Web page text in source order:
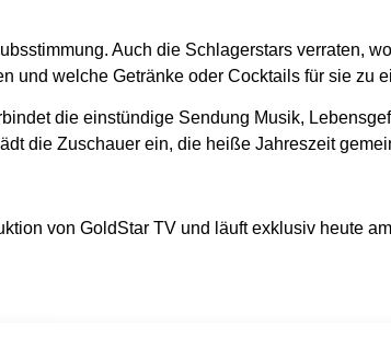
Auch die Schlagerstars verraten,
und welche Getränke oder Cocktails für sie zu
die einstündige Sendung Musik,
die Zuschauer ein, die heiße Jahreszeit
von GoldStar TV und läuft exklusiv heute